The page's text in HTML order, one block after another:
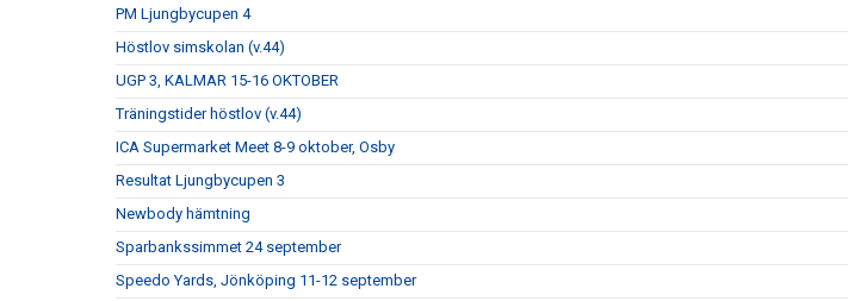
PM Ljungbycupen 4
Höstlov simskolan (v.44)
UGP 3, KALMAR 15-16 OKTOBER
Träningstider höstlov (v.44)
ICA Supermarket Meet 8-9 oktober, Osby
Resultat Ljungbycupen 3
Newbody hämtning
Sparbankssimmet 24 september
Speedo Yards, Jönköping 11-12 september